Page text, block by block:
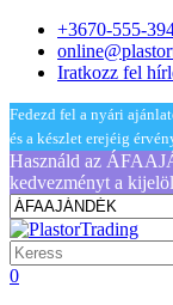
+3670-555-
Iratkozz fel
Fedezd fel a nyári
és a készlet erejéig
Használd az
kedvezményt a
0